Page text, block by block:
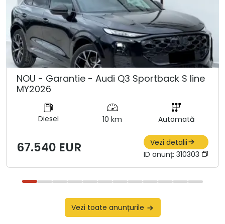
NOU - Garantie - Audi Q3 Sportback S line
MY2026
Diesel 10 km Automată
67.540 EUR
Vezi detalii
ID anunț: 310303
Vezi toate anunțurile